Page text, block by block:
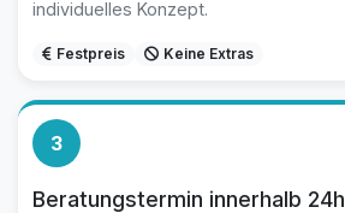
individuelles Konzept.
Festpreis Keine Extras
3
Beratungstermin innerhalb 24h